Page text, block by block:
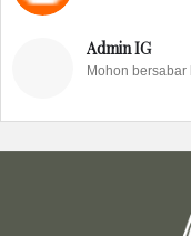
Admin IG
Mohon bersabar